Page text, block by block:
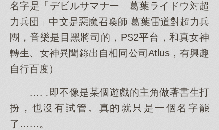
名字是「デビルサマナー 葛葉ライドウ対超
力兵団」中文是惡魔召喚師 葛葉雷道對超力兵
團，音樂是目黑將司的，PS2平台，和真女神
轉生、女神異聞錄出自相同公司Atlus，有興趣
自行百度）
……即不像是某個遊戲的主角做著書生打
扮，也沒有試管。真的就只是一個名字罷
了……。